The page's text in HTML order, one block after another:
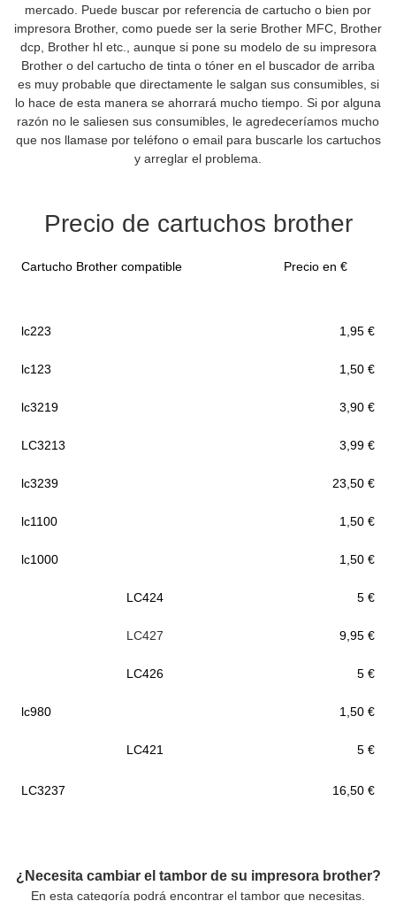
mercado. Puede buscar por referencia de cartucho o bien por
impresora Brother, como puede ser la serie Brother MFC, Brother
dcp, Brother hl etc., aunque si pone su modelo de su impresora
Brother o del cartucho de tinta o tóner en el buscador de arriba
es muy probable que directamente le salgan sus consumibles, si
lo hace de esta manera se ahorrará mucho tiempo. Si por alguna
razón no le saliesen sus consumibles, le agredeceríamos mucho
que nos llamase por teléfono o email para buscarle los cartuchos
y arreglar el problema.
Precio de cartuchos brother
Cartucho Brother compatible Precio en €
lc223 1,95 €
lc123 1,50 €
lc3219 3,90 €
LC3213 3,99 €
lc3239 23,50 €
lc1100 1,50 €
lc1000 1,50 €
LC424 5 €
LC427 9,95 €
LC426 5 €
lc980 1,50 €
LC421 5 €
LC3237 16,50 €
¿Necesita cambiar el tambor de su impresora brother?
En esta categoría podrá encontrar el tambor que necesitas.